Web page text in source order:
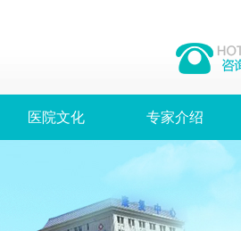
医院文化 专家介绍